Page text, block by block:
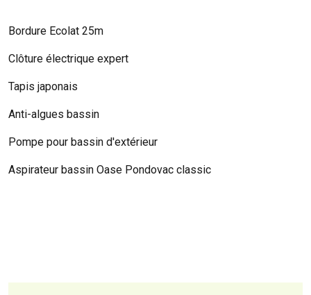
Bordure Ecolat 25m
Clôture électrique expert
Tapis japonais
Anti-algues bassin
Pompe pour bassin d'extérieur
Aspirateur bassin Oase Pondovac classic